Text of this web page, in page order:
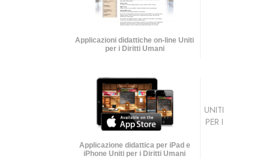
Applicazioni didattiche on-line Uniti
per i Diritti Umani
Applicazione didattica per iPad e
iPhone Uniti per i Diritti Umani
UNITI
PER I